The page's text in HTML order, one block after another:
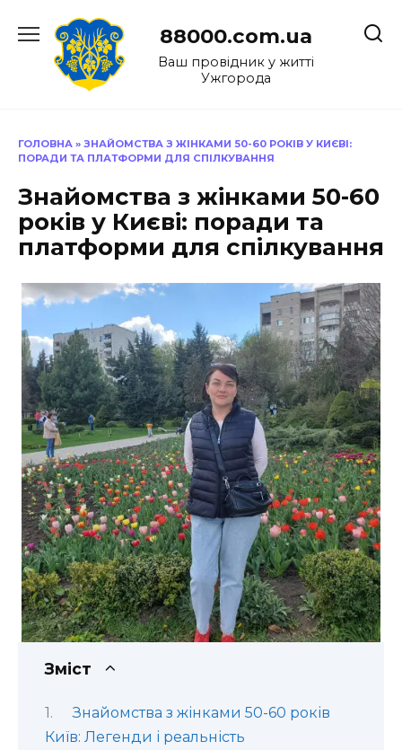
до
88000.com.ua
Ваш провідник у житті
Ужгорода
ГОЛОВНА » ЗНАЙОМСТВА З ЖІНКАМИ 50-60 РОКІВ У КИЄВІ:
ПОРАДИ ТА ПЛАТФОРМИ ДЛЯ СПІЛКУВАННЯ
Знайомства з жінками 50-60
років у Києві: поради та
платформи для спілкування
Зміст
Знайомства з жінками 50-60 років
Київ: Легенди і реальність